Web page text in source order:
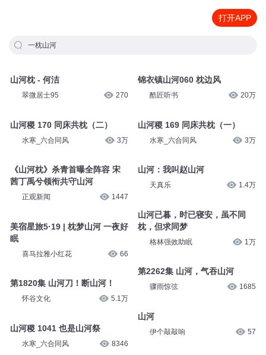
打开APP
一枕山河
山河枕 - 何洁
翠微居士95 270
山河稷 170 同床共枕（二）
水寒_六合同风 3万
《山河枕》杀青首曝全阵容 宋
茜丁禹兮领衔共守山河
正观新闻 1447
美宿星旅5·19 | 枕梦山河 一夜好
眠
喜马拉雅小红花 66
第1820集 山河刀！断山河！
怀谷文化 5.1万
山河稷 1041 也是山河祭
水寒_六合同风 8346
锦衣镇山河060 枕边风
酷匠听书 20万
山河稷 169 同床共枕（一）
水寒_六合同风 3万
山河：我叫赵山河
天真乐 1.4万
山河已暮，时已寝安，虽不同
枕，但求同梦
格林强效助眠 1万
第2262集 山河，气吞山河
骤雨惊弦 1685
山河
伊个敲敲响 57